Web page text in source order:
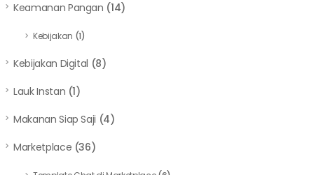
Keamanan Pangan (14)
Kebijakan (1)
Kebijakan Digital (8)
Lauk Instan (1)
Makanan Siap Saji (4)
Marketplace (36)